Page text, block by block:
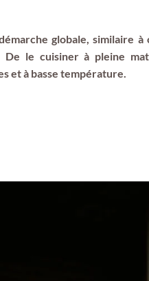
globale, similaire
le cuisiner à pleine
et à basse température.